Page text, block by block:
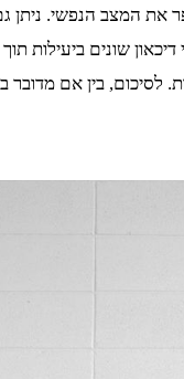
את המצב הנפשי.
שונים ביעילות
לסיכום, בין אם מדובר